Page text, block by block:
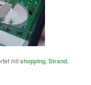
mitshopping,Strand,